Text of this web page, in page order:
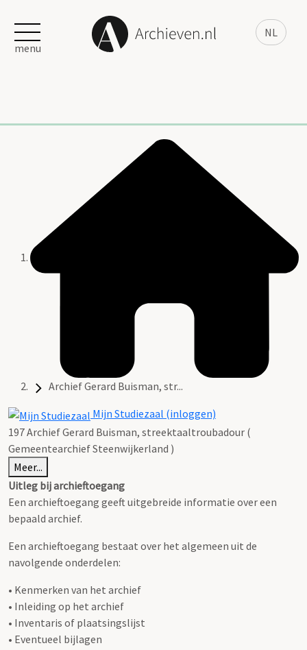
NL
menu
Archief Gerard Buisman, str...
Mijn Studiezaal (inloggen)
197 Archief Gerard Buisman, streektaaltroubadour (
Gemeentearchief Steenwijkerland )
Meer...
Uitleg bij archieftoegang
Een archieftoegang geeft uitgebreide informatie over een
bepaald archief.
Een archieftoegang bestaat over het algemeen uit de
navolgende onderdelen:
• Kenmerken van het archief
• Inleiding op het archief
• Inventaris of plaatsingslijst
• Eventueel bijlagen